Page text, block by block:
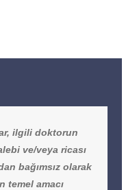
ilgili doktorun
ve/veya ricası
bağımsız olarak
temel amacı